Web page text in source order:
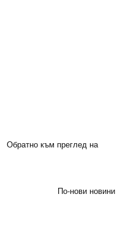
Обратно към преглед на
По-нови новини